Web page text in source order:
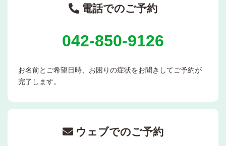
電話でのご予約
042-850-9126
お名前とご希望日時、お困りの症状をお聞きしてご予約が
完了します。
ウェブでのご予約